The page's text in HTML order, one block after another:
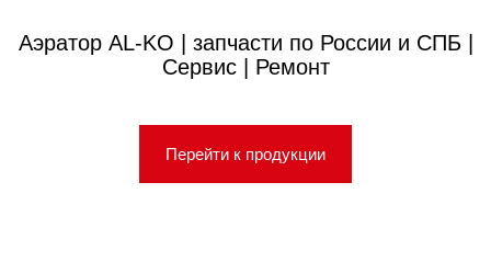
Аэратор AL-KO | запчасти по России и СПБ |
Сервис | Ремонт
Перейти к продукции